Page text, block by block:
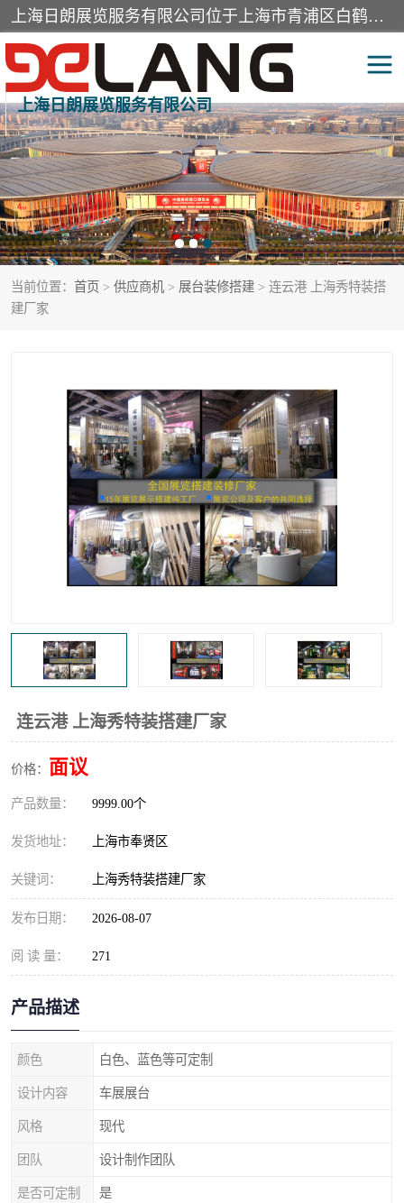
上海日朗展览服务有限公司位于上海市青浦区白鹤镇，营业范围有展览展示会务服务，室内装饰设计及施工，展示道具设计制作，舞台设计，图文设计，灯箱制作，园林绿化工程，广告装潢材料，建筑材料，办公用品，工艺礼品日用百货销售。
上海日朗展览服务有限公司
当前位置： 首页 > 供应商机 > 展台装修搭建 > 连云港 上海秀特装搭
建厂家
连云港 上海秀特装搭建厂家
价格： 面议
产品数量： 9999.00个
发货地址： 上海市奉贤区
关键词： 上海秀特装搭建厂家
发布日期： 2026-08-07
阅 读 量： 271
产品描述
颜色 白色、蓝色等可定制
设计内容 车展展台
风格 现代
团队 设计制作团队
是否可定制 是
展台装修搭建 活动会议执行
展厅装修 专柜制作
展会装修设计 展会搭建
活动策划 展会服务